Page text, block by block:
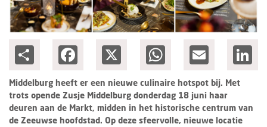
Facebook WhatsApp Email
Middelburg heeft er een nieuwe culinaire hotspot bij. Met
trots opende Zusje Middelburg donderdag 18 juni haar
deuren aan de Markt, midden in het historische centrum van
de Zeeuwse hoofdstad. Op deze sfeervolle, nieuwe locatie